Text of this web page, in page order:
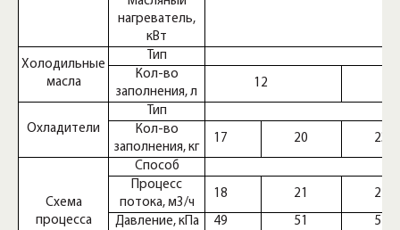
нагреватель,
кВт
Холодильные
масла
Тип
Кол-во
заполнения, л
Охладители
Тип
Кол-во
заполнения, кг
Схема
процесса
Способ
Процесс
потока, м3/ч
Давление, кПа
12
17 20 23
18 21 21
49 51 51